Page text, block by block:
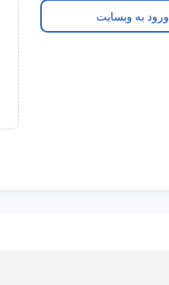
ورود به وبسایت